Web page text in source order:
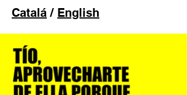
Catalá / English